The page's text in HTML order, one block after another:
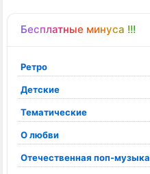
Бесплатные минуса !!!
Ретро
Детские
Тематические
О любви
Отечественная поп-музыка